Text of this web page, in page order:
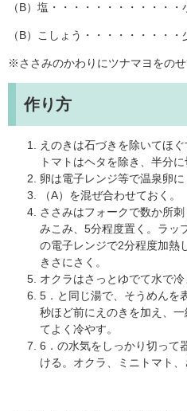
（B）塩・・・・・・・・・・・・
（B）こしょう・・・・・・・・・
※ささみのかわりにツナマヨをのせ
作り方
えのきは石づきを除いてほ
トマトはヘタを除き、半分に
卵は電子レンジ等で温泉卵に
（A）を混ぜ合わせておく。
ささみはフォークで数か所
みこみ、5分程度置く。ラッ
の電子レンジで2分程度加熱
きさにさく。
オクラはさっとゆでて水で冷
5．と同じ湯で、そうめんを
秒ほど前にえのきを加え、
てよく冷やす。
6．の水気をしっかり切って
ける。オクラ、ミニトマト、